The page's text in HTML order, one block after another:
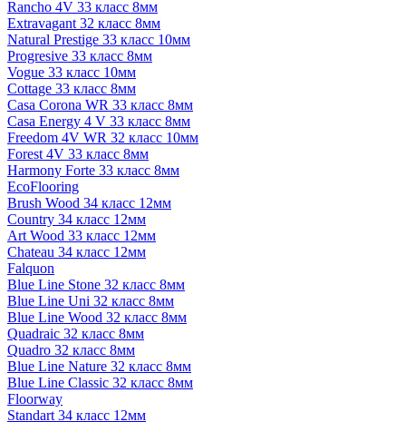
Rancho 4V 33 класс 8мм
Extravagant 32 класс 8мм
Natural Prestige 33 класс 10мм
Progresive 33 класс 8мм
Vogue 33 класс 10мм
Cottage 33 класс 8мм
Casa Corona WR 33 класс 8мм
Casa Energy 4 V 33 класс 8мм
Freedom 4V WR 32 класс 10мм
Forest 4V 33 класс 8мм
Harmony Forte 33 класс 8мм
EcoFlooring
Brush Wood 34 класс 12мм
Country 34 класс 12мм
Art Wood 33 класс 12мм
Chateau 34 класс 12мм
Falquon
Blue Line Stone 32 класс 8мм
Blue Line Uni 32 класс 8мм
Blue Line Wood 32 класс 8мм
Quadraic 32 класс 8мм
Quadro 32 класс 8мм
Blue Line Nature 32 класс 8мм
Blue Line Classic 32 класс 8мм
Floorway
Standart 34 класс 12мм